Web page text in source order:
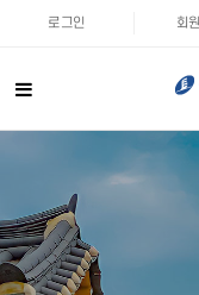
로그인 회